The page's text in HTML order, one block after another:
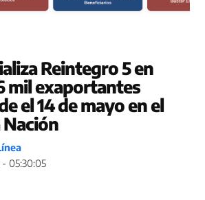
Reintegro 5 en
mil exaportantes
el 14 de mayo en el
Nación
- 05:30:05